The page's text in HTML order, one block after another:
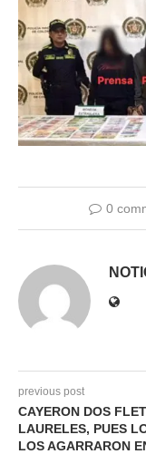
0
previous post
CAYERON DOS
LAURELES, PUES
LOS AGARRARON